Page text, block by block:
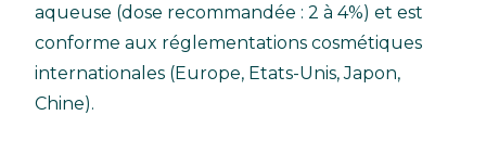
aqueuse (dose recommandée : 2 à 4%) et est
conforme aux réglementations cosmétiques
internationales (Europe, Etats-Unis, Japon,
Chine).